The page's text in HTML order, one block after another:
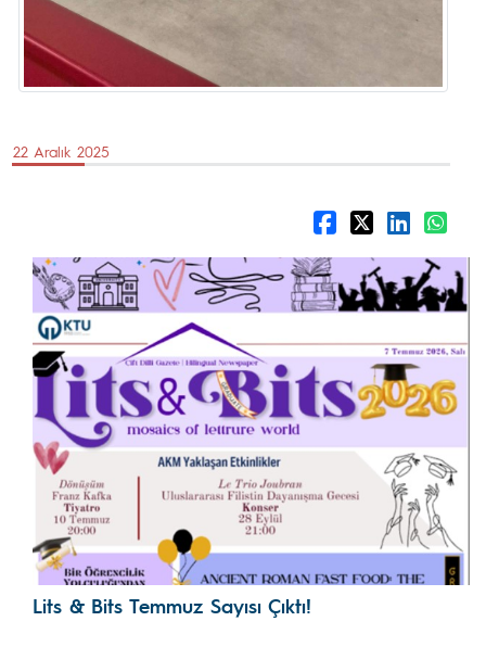
22 Aralık 2025
Lits & Bits Temmuz Sayısı Çıktı!